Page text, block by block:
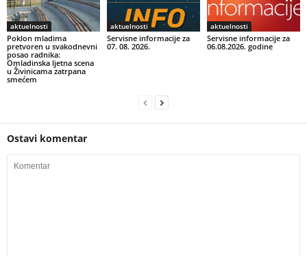
aktuelnosti
Poklon mladima
pretvoren u svakodnevni
posao radnika:
Omladinska ljetna scena
u Živinicama zatrpana
smećem
aktuelnosti
Servisne informacije za
07. 08. 2026.
aktuelnosti
Servisne informacije za
06.08.2026. godine
Ostavi komentar